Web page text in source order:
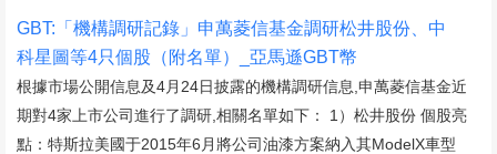
GBT:「機構調研記錄」申萬菱信基金調研松井股份、中
科星圖等4只個股（附名單）_亞馬遜GBT幣
根據市場公開信息及4月24日披露的機構調研信息,申萬菱信基金近
期對4家上市公司進行了調研,相關名單如下： 1）松井股份 個股亮
點：特斯拉美國于2015年6月將公司油漆方案納入其ModelX車型